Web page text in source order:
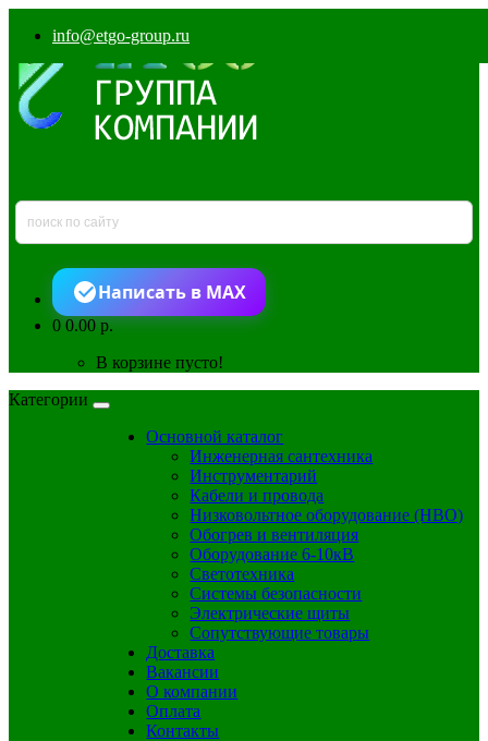
info@etgo-group.ru
Написать в MAX
00.00 р.
В корзине пусто!
Категории
Основной каталог
Инженерная сантехника
Инструментарий
Кабели и провода
Низковольтное оборудование (НВО)
Обогрев и вентиляция
Оборудование 6-10кВ
Светотехника
Системы безопасности
Электрические щиты
Сопутствующие товары
Доставка
Вакансии
О компании
Оплата
Контакты